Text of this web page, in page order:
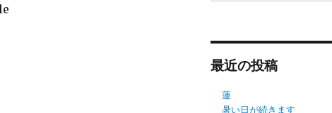
最近の投稿
蓮
暑い日が続きます